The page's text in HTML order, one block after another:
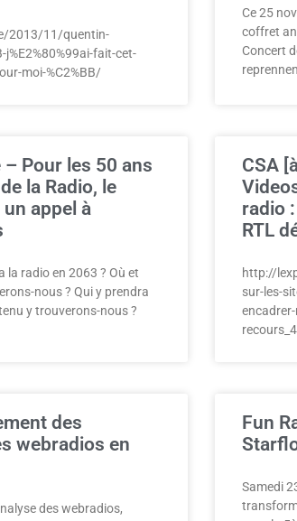
2013/11/quentin-
j%E2%80%99ai-fait-cet-
moi-%C2%BB/
Ce 25
coffret
Concert
– Pour les 50 ans
la Radio, le
appel à
la radio en 2063 ? Où et
nous ? Qui y prendra
y trouverons-nous ?
CSA
radio
RTL
http://
sur-les-
des
webradios en
des webradios,
Fun
Samedi